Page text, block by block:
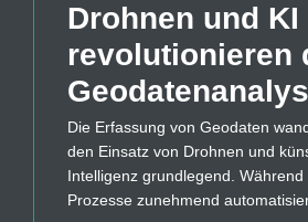
Drohnen und KI
revolutionieren
Die Erfassung von Geodaten
den Einsatz von Drohnen und
Intelligenz grundlegend. Während
Prozesse zunehmend